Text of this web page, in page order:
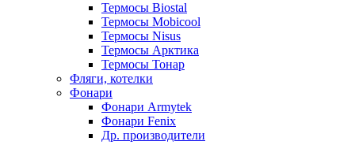
Термосы Biostal
Термосы Mobicool
Термосы Nisus
Термосы Арктика
Термосы Тонар
Фляги, котелки
Фонари
Фонари Armytek
Фонари Fenix
Др. производители